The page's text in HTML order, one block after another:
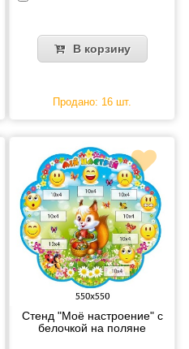
В корзину
Продано: 16 шт.
Стенд "Моё настроение" с
белочкой на поляне